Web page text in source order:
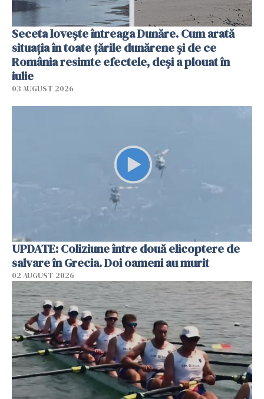
Seceta lovește întreaga Dunăre. Cum arată
situația în toate țările dunărene și de ce
România resimte efectele, deși a plouat în
iulie
03 AUGUST 2026
UPDATE: Coliziune între două elicoptere de
salvare în Grecia. Doi oameni au murit
02 AUGUST 2026